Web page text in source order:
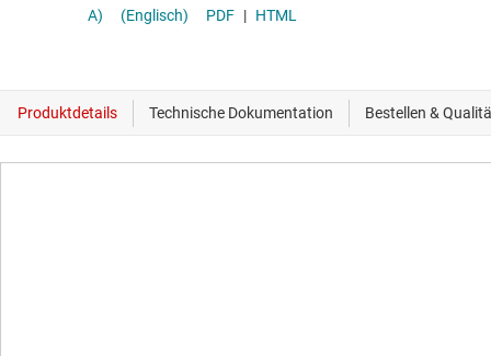
A)
(Englisch) PDF | HTML